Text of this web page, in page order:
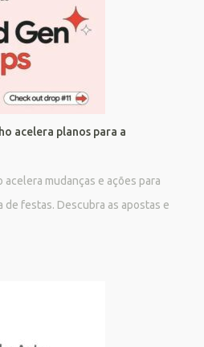
acelera planos para a
mudanças e ações para
de festas. Descubra as apostas e